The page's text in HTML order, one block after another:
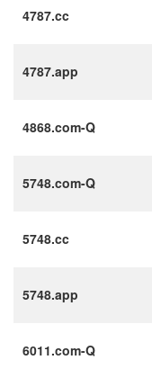
4787.cc
4787.app
4868.com-Q
5748.com-Q
5748.cc
5748.app
6011.com-Q